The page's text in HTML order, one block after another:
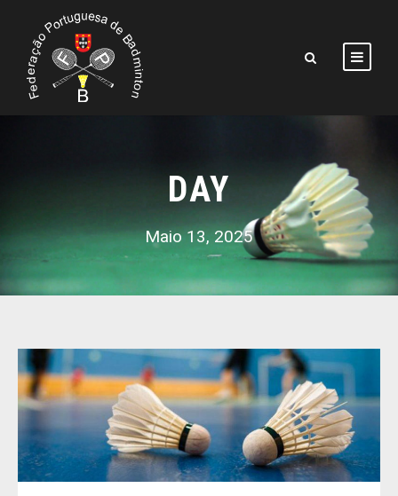
DAY
Maio 13, 2025